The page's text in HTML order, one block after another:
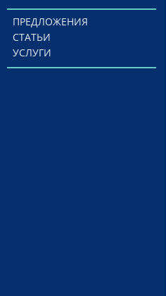
ПРЕДЛОЖЕНИЯ
СТАТЬИ
УСЛУГИ